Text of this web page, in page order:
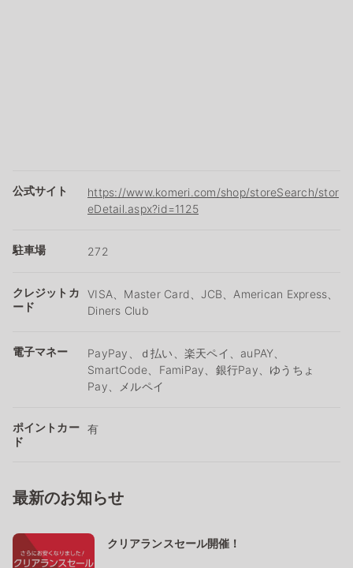
公式サイト
https://www.komeri.com/shop/storeSearch/stor
eDetail.aspx?id=1125
駐車場 272
クレジットカ
ード
VISA、Master Card、JCB、American Express、
Diners Club
電子マネー
PayPay、ｄ払い、楽天ペイ、auPAY、
SmartCode、FamiPay、銀行Pay、ゆうちょ
Pay、メルペイ
ポイントカー
ド
有
最新のお知らせ
クリアランスセール開催！